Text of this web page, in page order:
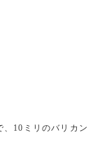
10ミリのバリカン